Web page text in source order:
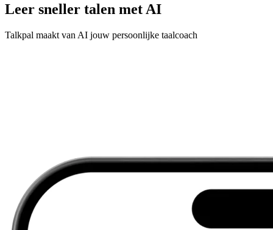
Leer sneller talen met AI
Talkpal maakt van AI jouw persoonlijke taalcoach